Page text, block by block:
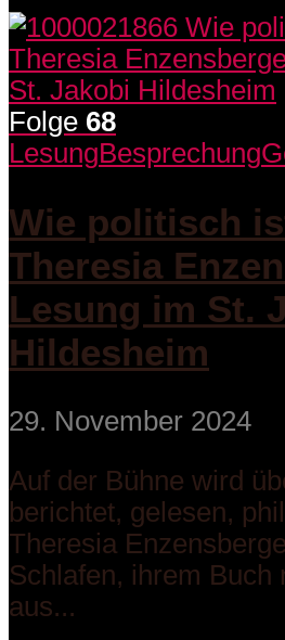
Folge 68
LesungBesprechung
Wie politisch
Theresia
Lesung im St.
Hildesheim
29. November 2024
Auf der Bühne wird
berichtet, gelesen,
Theresia
Schlafen, ihrem Buch
aus...